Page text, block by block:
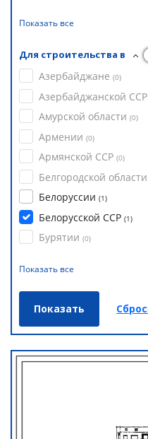
Показать все
Для строительства в
Азербайджане (0)
Азербайджанской ССР
Амурской области (0)
Армении (0)
Армянской ССР (0)
Белгородской области
Белоруссии (1)
Белорусской ССР (1)
Бурятии (0)
Показать все